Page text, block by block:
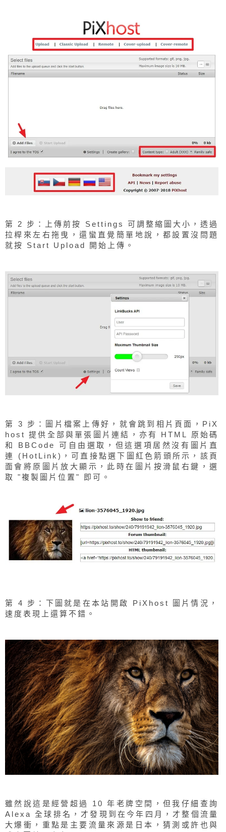
第 2 步：上傳前按 Settings 可調整縮圖大小，透過
拉桿來左右拖曳，還蠻直覺簡單地說，都設置沒問題
就按 Start Upload 開始上傳。
第 3 步：圖片檔案上傳好，就會跳到相片頁面，PiX
host 提供全部與單張圖片連結，亦有 HTML 原始碼
和 BBCode 可自由選取，但這選項居然沒有圖片直
連 (HotLink)，可直接點選下圖紅色箭頭所示，該頁
面會將原圖片放大顯示，此時在圖片按滑鼠右鍵，選
取 "複製圖片位置" 即可。
第 4 步：下圖就是在本站開啟 PiXhost 圖片情況，
速度表現上還算不錯。
雖然說這是經營超過 10 年老牌空間，但我仔細查詢
Alexa 全球排名，才發現到在今年四月，才整個流量
大爆衝，重點是主要流量來源是日本，猜測或許也與